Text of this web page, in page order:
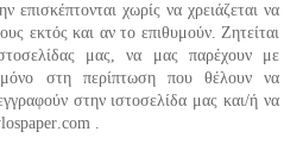
επισκέπτονται χωρίς να χρειάζεται να
εκτός και αν το επιθυμούν. Ζητείται
μας, να μας παρέχουν με
στη περίπτωση που θέλουν να
στην ιστοσελίδα μας και/ή να
.com .